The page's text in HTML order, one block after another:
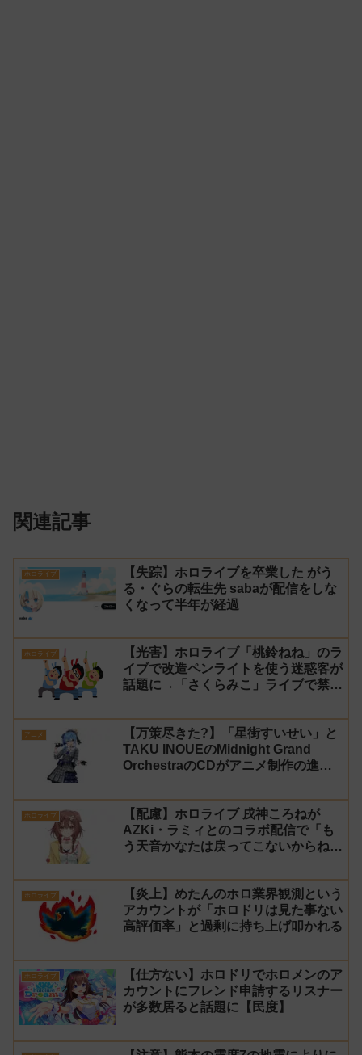
関連記事
ホロライブ
【失踪】ホロライブを卒業した がう
る・ぐらの転生先 sabaが配信をしな
くなって半年が経過
ホロライブ
【光害】ホロライブ「桃鈴ねね」のラ
イブで改造ペンライトを使う迷惑客が
話題に→「さくらみこ」ライブで禁止
アニメ
【万策尽きた?】「星街すいせい」と
TAKU INOUEのMidnight Grand
OrchestraのCDがアニメ制作の進行
ホロライブ
【配慮】ホロライブ 戌神ころねが
AZKi・ラミィとのコラボ配信で「も
う天音かなたは戻ってこないからね」
ホロライブ
【炎上】めたんのホロ業界観測という
アカウントが「ホロドリは見た事ない
高評価率」と過剰に持ち上げ叩かれる
ホロライブ
【仕方ない】ホロドリでホロメンのア
カウントにフレンド申請するリスナー
が多数居ると話題に【民度】